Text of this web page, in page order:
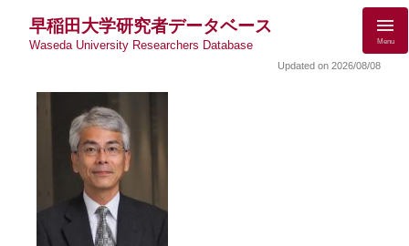
早稲田大学研究者データベース
Waseda University Researchers Database Menu
Updated on 2026/08/08